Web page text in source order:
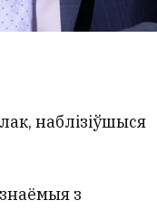
наблізіўшыся
з